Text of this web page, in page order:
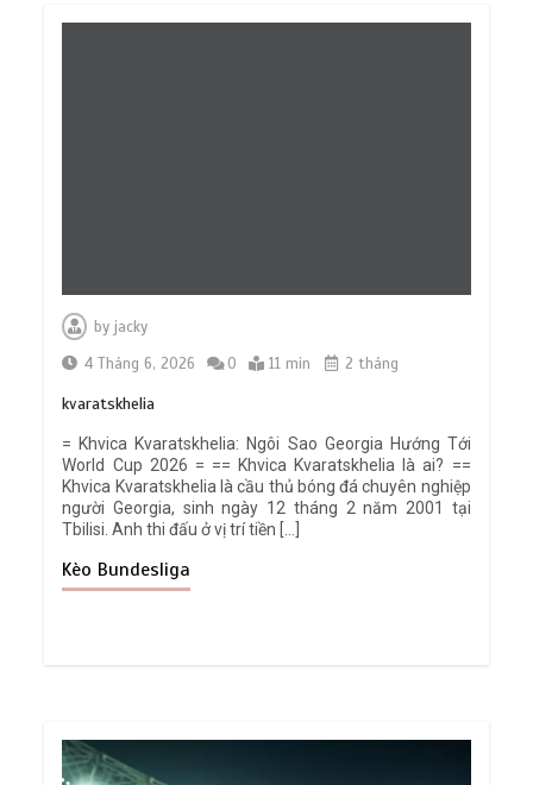
byjacky
4 Tháng 6, 2026
0 11 min 2 tháng
kvaratskhelia
= Khvica Kvaratskhelia: Ngôi Sao Georgia Hướng Tới
World Cup 2026 = == Khvica Kvaratskhelia là ai? ==
Khvica Kvaratskhelia là cầu thủ bóng đá chuyên nghiệp
người Georgia, sinh ngày 12 tháng 2 năm 2001 tại
Tbilisi. Anh thi đấu ở vị trí tiền […]
Kèo Bundesliga